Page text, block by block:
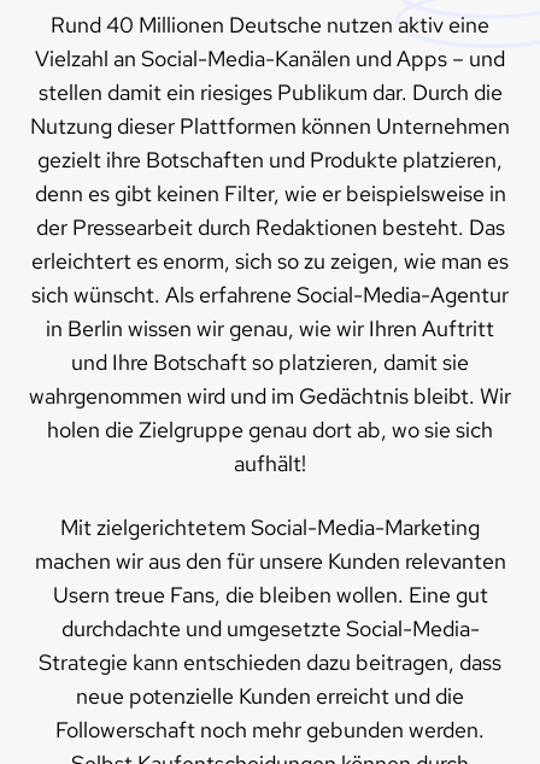
Rund 40 Millionen Deutsche nutzen aktiv eine
Vielzahl an Social-Media-Kanälen und Apps – und
stellen damit ein riesiges Publikum dar. Durch die
Nutzung dieser Plattformen können Unternehmen
gezielt ihre Botschaften und Produkte platzieren,
denn es gibt keinen Filter, wie er beispielsweise in
der Pressearbeit durch Redaktionen besteht. Das
erleichtert es enorm, sich so zu zeigen, wie man es
sich wünscht. Als erfahrene Social-Media-Agentur
in Berlin wissen wir genau, wie wir Ihren Auftritt
und Ihre Botschaft so platzieren, damit sie
wahrgenommen wird und im Gedächtnis bleibt. Wir
holen die Zielgruppe genau dort ab, wo sie sich
aufhält!
Mit zielgerichtetem Social-Media-Marketing
machen wir aus den für unsere Kunden relevanten
Usern treue Fans, die bleiben wollen. Eine gut
durchdachte und umgesetzte Social-Media-
Strategie kann entschieden dazu beitragen, dass
neue potenzielle Kunden erreicht und die
Followerschaft noch mehr gebunden werden.